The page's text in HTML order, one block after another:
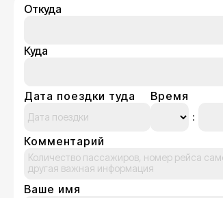
Откуда
Куда
Дата поездки туда Время
Комментарий
Ваше имя